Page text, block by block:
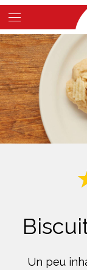
Skip
to
main
content
Main
Content
Un peu